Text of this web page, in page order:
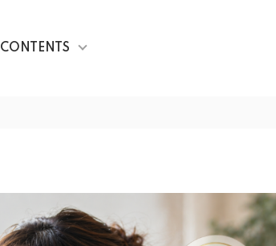
CONTENTS